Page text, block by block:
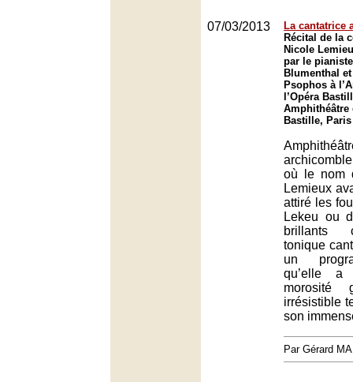
07/03/2013
La cantatrice
Récital de la
Nicole
par le
Blumenthal
Psophos à
l’Opéra
Amphithéâtre
Bastille, Paris
où le nom
Lemieux
attiré les
Lekeu ou
brillants
tonique
un
qu’elle
irrésistible
son
Par Gérard